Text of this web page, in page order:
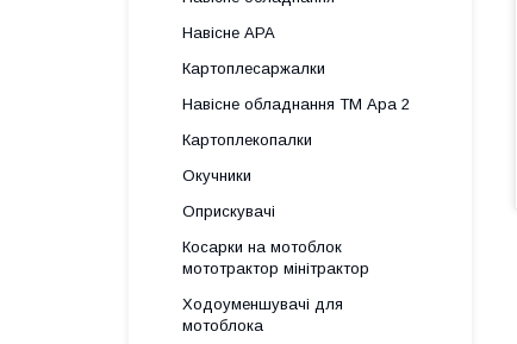
Навісне АРА
Картоплесаржалки
Навісне обладнання ТМ Ара 2
Картоплекопалки
Окучники
Оприскувачі
Косарки на мотоблок
мототрактор мінітрактор
Ходоуменшувачі для
мотоблока